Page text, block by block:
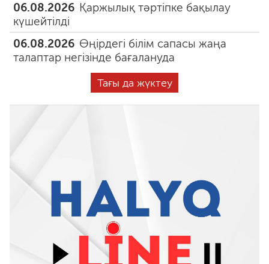
06.08.2026 Қаржылық тәртіпке бақылау
күшейтілді
06.08.2026 Өңірдегі білім сапасы жаңа
талаптар негізінде бағалануда
Тағы да жүктеу